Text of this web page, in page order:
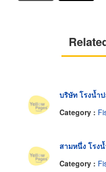
บริษัท โรงน้ำป
Category :
สามหนึ่ง โรง
Category :